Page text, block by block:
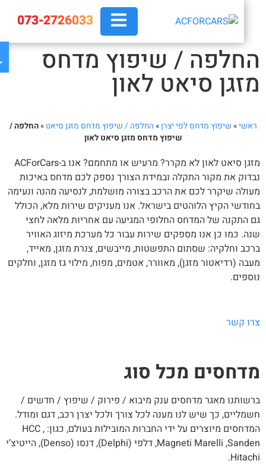
073-2726033
/ שיפוץ מדחס
סיאט לאון
»שיפוץ מדחס לפי יצרן»החלפה / שיפוץ מדחס מזגן סיאט»החלפה /
שיפוץ מדחס מזגן סיאט לאון
מזגן סיאט לאון לא מקרר? מרעיש או מתחמם? אנו ב-ACForCars
את מקור התקלה ובמידת הצורך נספק לכם מדחס באיכות
שיקרר לכם את הרכב בצורה מושלמת, לנסיעה מהנה ונעימה
הקיץ הלוהטים בישראל. אנו מעניקים שירות מלא, הכולל
התקנה של המדחס החלופי המגיעה עם אחריות מלאה לחצי
כמו כן אנו מספקים שירות עבור כל מערכת מיזוג האוויר
וחלקיה: שסתום התפשטות, מייבשים, צנרת מזגן, מאייד,
(רדיאטור מזגן), מאוורר, אטמים, מפוח, מילוי גז מזגן, וחלקים
קשר
מכל סוג
מאגר מדחסים ענק מיבוא / פירוק / שיפוץ / חדשים /
כך שיש לנו מענה לכל צורך ולכל יצרן רכב, דגם ומודל.
המדחסים מיוצרים על ידי החברות המובילות בעולם, כגון: HCC ,
Magneti Marelli ,Sanden, דלפי (Delphi), דנסו (Denso), הייטיצ’י